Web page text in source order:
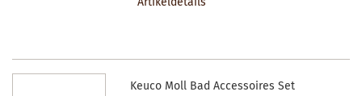
Keuco Moll Bad Accessoires Set